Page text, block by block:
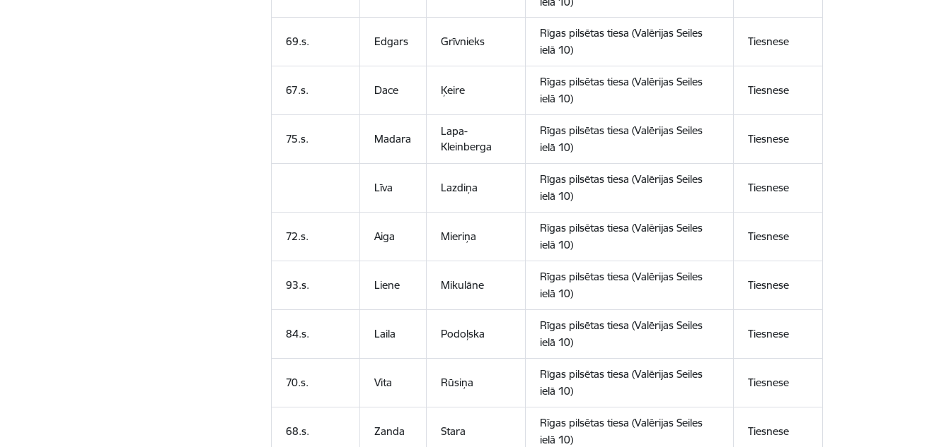
69.s. Edgars Grīvnieks
Rīgas pilsētas tiesa (Valērijas Seiles
ielā 10)
Tiesnese
67.s. Dace Ķeire
Rīgas pilsētas tiesa (Valērijas Seiles
ielā 10)
Tiesnese
75.s. Madara
Lapa-
Kleinberga
Rīgas pilsētas tiesa (Valērijas Seiles
ielā 10)
Tiesnese
Līva Lazdiņa
Rīgas pilsētas tiesa (Valērijas Seiles
ielā 10)
Tiesnese
72.s. Aiga Mieriņa
Rīgas pilsētas tiesa (Valērijas Seiles
ielā 10)
Tiesnese
93.s. Liene Mikulāne
Rīgas pilsētas tiesa (Valērijas Seiles
ielā 10)
Tiesnese
84.s. Laila Podoļska
Rīgas pilsētas tiesa (Valērijas Seiles
ielā 10)
Tiesnese
70.s. Vita Rūsiņa
Rīgas pilsētas tiesa (Valērijas Seiles
ielā 10)
Tiesnese
68.s. Zanda Stara
Rīgas pilsētas tiesa (Valērijas Seiles
ielā 10)
Tiesnese